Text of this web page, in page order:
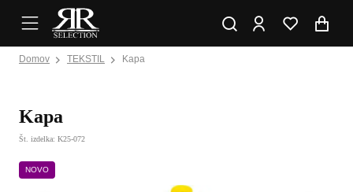
Domov TEKSTIL Kapa
Kapa
Št. izdelka: K25-072
NOVO